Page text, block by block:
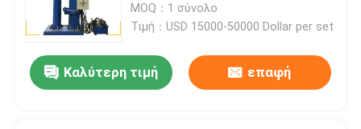
MOQ：1 σύνολο
Τιμή：USD 15000-50000 Dollar per set
Καλύτερη τιμή επαφή